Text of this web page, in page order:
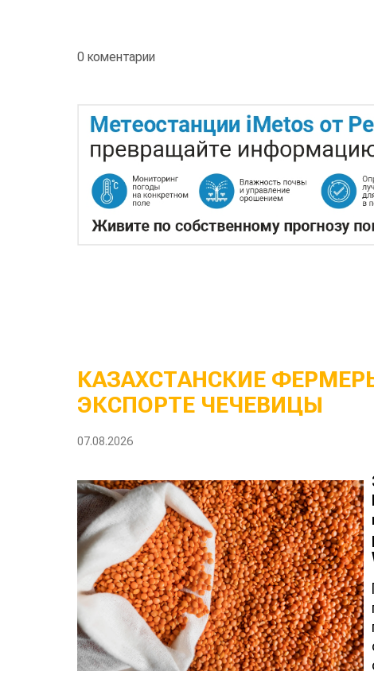
0 коментарии
КАЗАХСТАНСКИЕ
ЭКСПОРТЕ ЧЕЧЕВИЦЫ
07.08.2026